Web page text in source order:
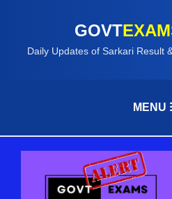
GOVT
Daily Updates of Sarkari Result
MENU